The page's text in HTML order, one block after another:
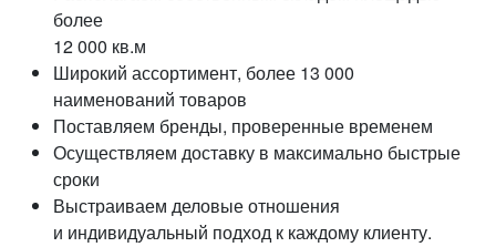
более
12 000 кв.м
Широкий ассортимент, более 13 000
наименований товаров
Поставляем бренды, проверенные временем
Осуществляем доставку в максимально быстрые
сроки
Выстраиваем деловые отношения
и индивидуальный подход к каждому клиенту.